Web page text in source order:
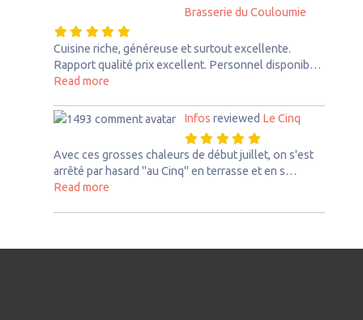
Brasserie du Couloumie
Cuisine riche, généreuse et surtout excellente.
Rapport qualité prix excellent. Personnel disponib…
Read moreabout this listing
Infos reviewed Le Cinq
Avec ces grosses chaleurs de début juillet, on s'est
arrêté par hasard "au Cinq" en terrasse et en s…
Read moreabout this listing